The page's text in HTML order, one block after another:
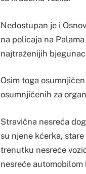
Nedostupan je i
na policaja na
najtraženijih
Osim toga
osumnjičenih za
Stravična nesreća
su njene kćerka,
trenutku nesreće
nesreće